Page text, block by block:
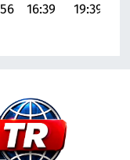
16:39 19:39